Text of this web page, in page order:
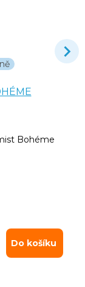
Bohéme
Do košíku